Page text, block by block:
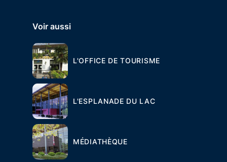
Voir aussi
L'OFFICE DE TOURISME
L'ESPLANADE DU LAC
MÉDIATHÈQUE